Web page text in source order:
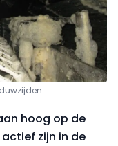
hoog op de
zijn in de